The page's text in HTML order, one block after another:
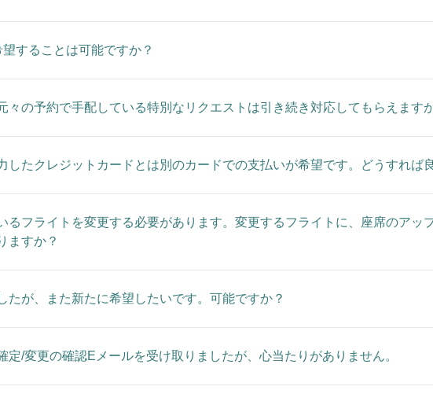
することは可能ですか？
々の予約で手配している特別なリクエストは引き続き対応してもらえます
したクレジットカードとは別のカードでの支払いが希望です。どうすれば
るフライトを変更する必要があります。変更するフライトに、座席のアッ
ますか？
が、また新たに希望したいです。可能ですか？
/変更の確認Eメールを受け取りましたが、心当たりがありません。